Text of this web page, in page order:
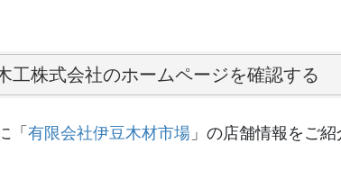
工株式会社のホームページを確認する
「 有限会社伊豆木材市場 」の店舗情報をご紹